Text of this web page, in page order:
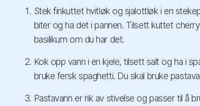
Stek finkuttet hvitløk og sjalottløk i en
biter og ha det i pannen. Tilsett kuttet
basilikum om du har det.
Kok opp vann i en kjele, tilsett salt og ha i
bruke fersk spaghetti. Du skal bruke
Pastavann er rik av stivelse og passer til å